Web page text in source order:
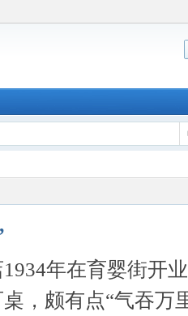
年在育婴街开
，颇有点“气吞万